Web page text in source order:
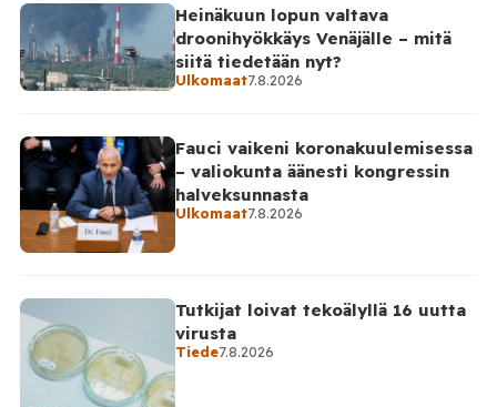
Heinäkuun lopun valtava
droonihyökkäys Venäjälle – mitä
siitä tiedetään nyt?
Ulkomaat7.8.2026
Fauci vaikeni koronakuulemisessa
– valiokunta äänesti kongressin
halveksunnasta
Ulkomaat7.8.2026
Tutkijat loivat tekoälyllä 16 uutta
virusta
Tiede7.8.2026